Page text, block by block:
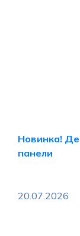
Новинка!
панели
20.07.2026